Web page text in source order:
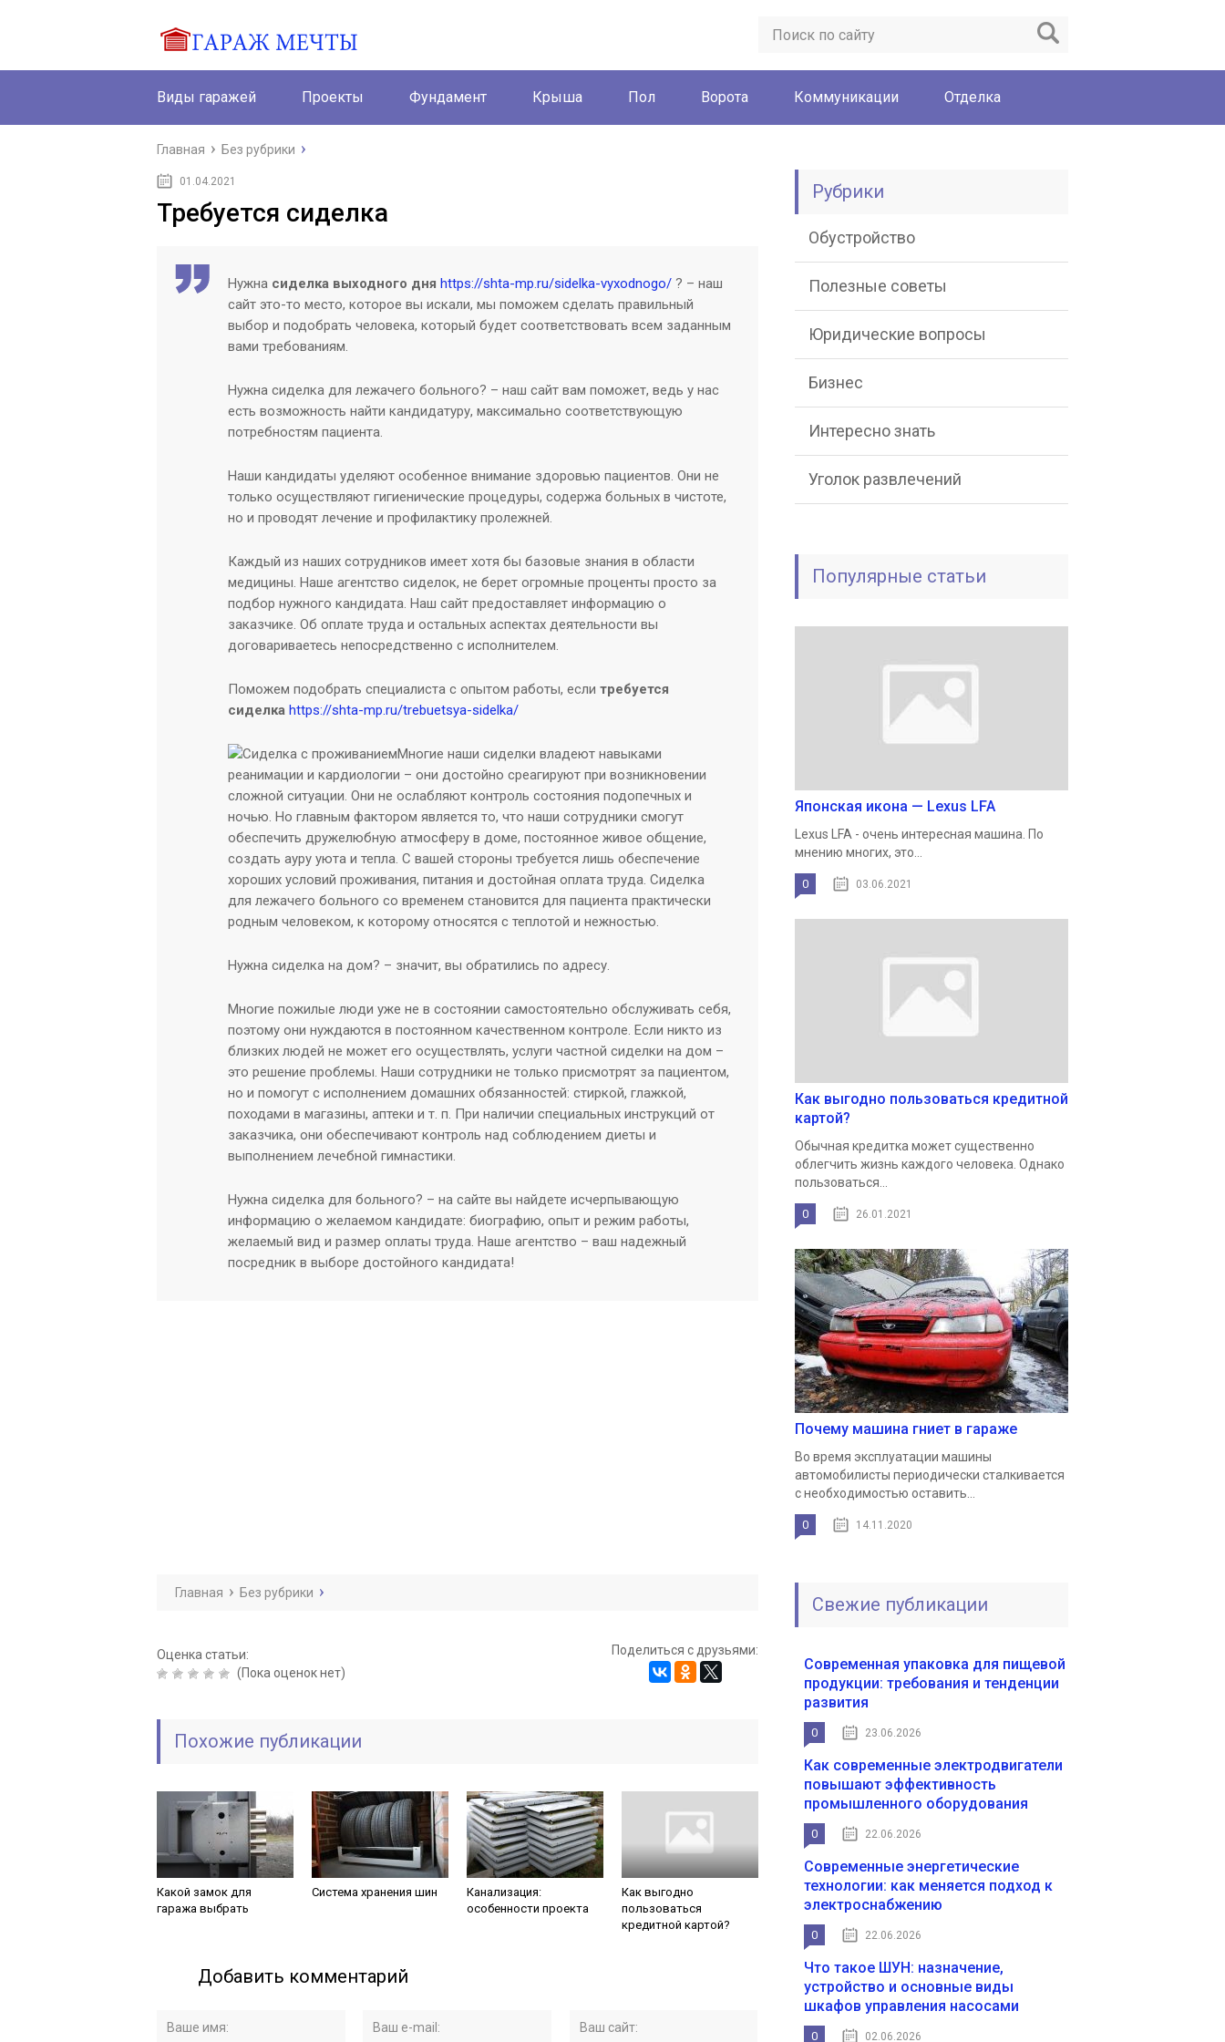
Виды гаражей Проекты Фундамент Крыша Пол Ворота Коммуникации Отделка
Главная Без рубрики
01.04.2021
Требуется сиделка
Нужна сиделка выходного дня https://shta-mp.ru/sidelka-vyxodnogo/ ? – наш
сайт это-то место, которое вы искали, мы поможем сделать правильный
выбор и подобрать человека, который будет соответствовать всем заданным
вами требованиям.
Нужна сиделка для лежачего больного? – наш сайт вам поможет, ведь у нас
есть возможность найти кандидатуру, максимально соответствующую
потребностям пациента.
Наши кандидаты уделяют особенное внимание здоровью пациентов. Они не
только осуществляют гигиенические процедуры, содержа больных в чистоте,
но и проводят лечение и профилактику пролежней.
Каждый из наших сотрудников имеет хотя бы базовые знания в области
медицины. Наше агентство сиделок, не берет огромные проценты просто за
подбор нужного кандидата. Наш сайт предоставляет информацию о
заказчике. Об оплате труда и остальных аспектах деятельности вы
договариваетесь непосредственно с исполнителем.
Поможем подобрать специалиста с опытом работы, если требуется
сиделка https://shta-mp.ru/trebuetsya-sidelka/
Многие наши сиделки владеют навыками
реанимации и кардиологии – они достойно среагируют при возникновении
сложной ситуации. Они не ослабляют контроль состояния подопечных и
ночью. Но главным фактором является то, что наши сотрудники смогут
обеспечить дружелюбную атмосферу в доме, постоянное живое общение,
создать ауру уюта и тепла. С вашей стороны требуется лишь обеспечение
хороших условий проживания, питания и достойная оплата труда. Сиделка
для лежачего больного со временем становится для пациента практически
родным человеком, к которому относятся с теплотой и нежностью.
Нужна сиделка на дом? – значит, вы обратились по адресу.
Многие пожилые люди уже не в состоянии самостоятельно обслуживать себя,
поэтому они нуждаются в постоянном качественном контроле. Если никто из
близких людей не может его осуществлять, услуги частной сиделки на дом –
это решение проблемы. Наши сотрудники не только присмотрят за пациентом,
но и помогут с исполнением домашних обязанностей: стиркой, глажкой,
походами в магазины, аптеки и т. п. При наличии специальных инструкций от
заказчика, они обеспечивают контроль над соблюдением диеты и
выполнением лечебной гимнастики.
Нужна сиделка для больного? – на сайте вы найдете исчерпывающую
информацию о желаемом кандидате: биографию, опыт и режим работы,
желаемый вид и размер оплаты труда. Наше агентство – ваш надежный
посредник в выборе достойного кандидата!
Главная Без рубрики
Оценка статьи:
(Пока оценок нет)
Поделиться с друзьями:
Похожие публикации
Какой замок для
гаража выбрать
Система хранения шин
Канализация:
особенности проекта
Как выгодно
пользоваться
кредитной картой?
Добавить комментарий
Рубрики
Обустройство
Полезные советы
Юридические вопросы
Бизнес
Интересно знать
Уголок развлечений
Популярные статьи
Японская икона — Lexus LFA
Lexus LFA - очень интересная машина. По
мнению многих, это...
0 03.06.2021
Как выгодно пользоваться кредитной
картой?
Обычная кредитка может существенно
облегчить жизнь каждого человека. Однако
пользоваться...
0 26.01.2021
Почему машина гниет в гараже
Во время эксплуатации машины
автомобилисты периодически сталкивается
с необходимостью оставить...
0 14.11.2020
Свежие публикации
Современная упаковка для пищевой
продукции: требования и тенденции
развития
0 23.06.2026
Как современные электродвигатели
повышают эффективность
промышленного оборудования
0 22.06.2026
Современные энергетические
технологии: как меняется подход к
электроснабжению
0 22.06.2026
Что такое ШУН: назначение,
устройство и основные виды
шкафов управления насосами
0 02.06.2026